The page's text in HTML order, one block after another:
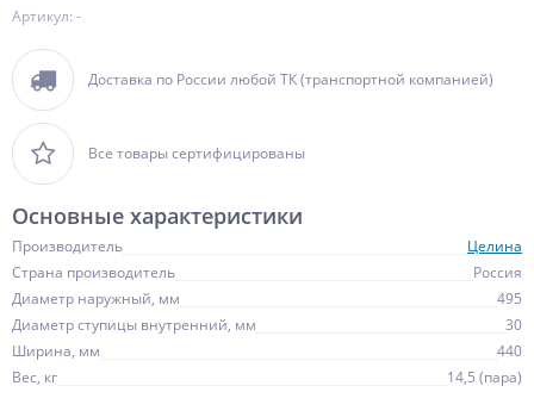
Артикул: -
Доставка по России любой ТК (транспортной компанией)
Все товары сертифицированы
Основные характеристики
Производитель
Целина
Страна производитель
Россия
Диаметр наружный, мм
495
Диаметр ступицы внутренний, мм
30
Ширина, мм
440
Вес, кг
14,5 (пара)